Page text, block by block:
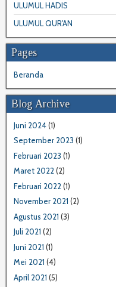
ULUMUL HADIS
ULUMUL QUR'AN
Pages
Beranda
Blog Archive
Juni 2024(1)
September 2023 (1)
Februari 2023 (1)
Maret 2022 (2)
Februari 2022 (1)
November 2021 (2)
Agustus 2021 (3)
Juli 2021 (2)
Juni 2021 (1)
Mei 2021 (4)
April 2021 (5)